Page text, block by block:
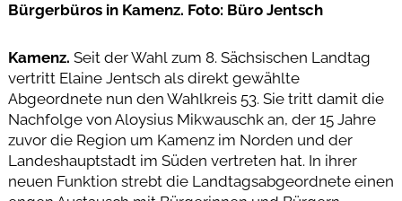
Bürgerbüros in Kamenz. Foto: Büro Jentsch
Kamenz. Seit der Wahl zum 8. Sächsischen Landtag
vertritt Elaine Jentsch als direkt gewählte
Abgeordnete nun den Wahlkreis 53. Sie tritt damit die
Nachfolge von Aloysius Mikwauschk an, der 15 Jahre
zuvor die Region um Kamenz im Norden und der
Landeshauptstadt im Süden vertreten hat. In ihrer
neuen Funktion strebt die Landtagsabgeordnete einen